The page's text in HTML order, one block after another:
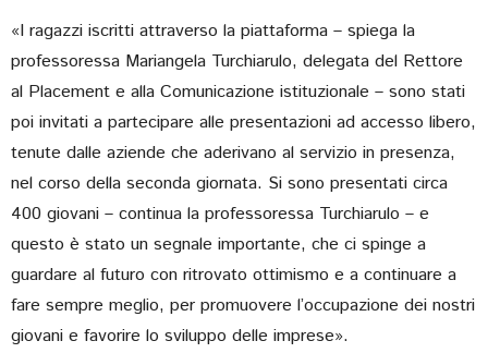
«I ragazzi iscritti attraverso la piattaforma – spiega la
professoressa Mariangela Turchiarulo, delegata del Rettore
al Placement e alla Comunicazione istituzionale – sono stati
poi invitati a partecipare alle presentazioni ad accesso libero,
tenute dalle aziende che aderivano al servizio in presenza,
nel corso della seconda giornata. Si sono presentati circa
400 giovani – continua la professoressa Turchiarulo – e
questo è stato un segnale importante, che ci spinge a
guardare al futuro con ritrovato ottimismo e a continuare a
fare sempre meglio, per promuovere l’occupazione dei nostri
giovani e favorire lo sviluppo delle imprese».